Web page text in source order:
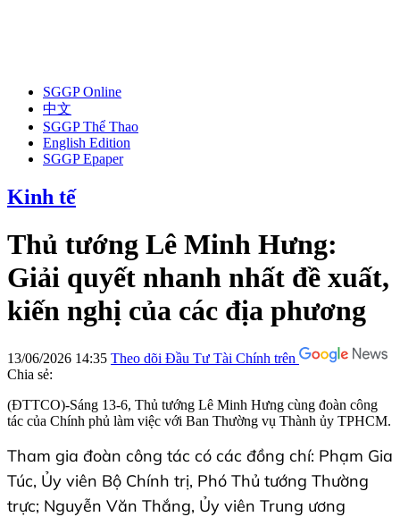
SGGP Online
中文
SGGP Thể Thao
English Edition
SGGP Epaper
Kinh tế
Thủ tướng Lê Minh Hưng:
Giải quyết nhanh nhất đề xuất,
kiến nghị của các địa phương
13/06/2026 14:35 Theo dõi Đầu Tư Tài Chính trên
Chia sẻ:
(ĐTTCO)-Sáng 13-6, Thủ tướng Lê Minh Hưng cùng đoàn công
tác của Chính phủ làm việc với Ban Thường vụ Thành ủy TPHCM.
Tham gia đoàn công tác có các đồng chí: Phạm Gia
Túc, Ủy viên Bộ Chính trị, Phó Thủ tướng Thường
trực; Nguyễn Văn Thắng, Ủy viên Trung ương